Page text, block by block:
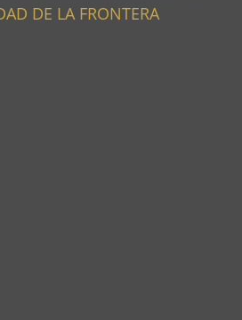
DE LA FRONTERA